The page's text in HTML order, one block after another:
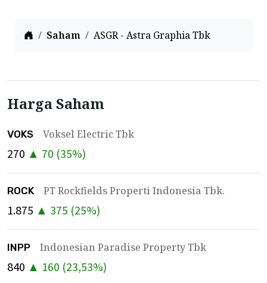
Home
Saham ASGR - Astra Graphia Tbk
Harga Saham
VOKS Voksel Electric Tbk
270 ▲ 70 (35%)
ROCK PT Rockfields Properti Indonesia Tbk.
1.875 ▲ 375 (25%)
INPP Indonesian Paradise Property Tbk
840 ▲ 160 (23,53%)